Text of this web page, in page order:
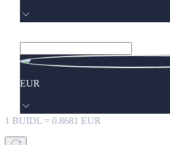
EUR
1 BUIDL = 0.8681 EUR